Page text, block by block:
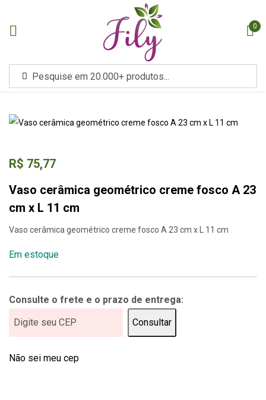
0
R$ 75,77
Vaso cerâmica geométrico creme fosco A 23
cm x L 11 cm
Vaso cerâmica geométrico creme fosco A 23 cm x L 11 cm
Em estoque
Consulte o frete e o prazo de entrega:
Consultar
Não sei meu cep
Sign in